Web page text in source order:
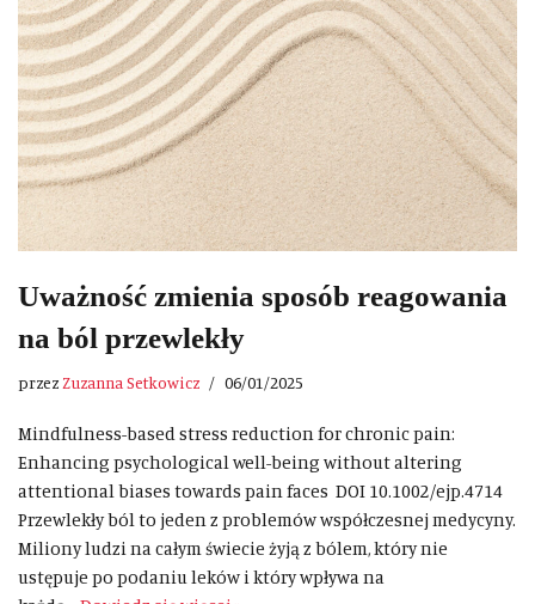
Uważność zmienia sposób reagowania
na ból przewlekły
przez Zuzanna Setkowicz 06/01/2025
Mindfulness-based stress reduction for chronic pain:
Enhancing psychological well-being without altering
attentional biases towards pain faces DOI 10.1002/ejp.4714
Przewlekły ból to jeden z problemów współczesnej medycyny.
Miliony ludzi na całym świecie żyją z bólem, który nie
ustępuje po podaniu leków i który wpływa na